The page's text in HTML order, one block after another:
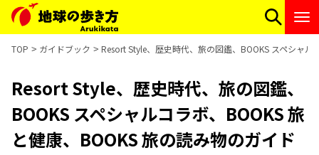
TOP ガイドブック Resort Style、歴史時代、旅の図鑑、BOOKS スペシャ
Resort Style、歴史時代、旅の図鑑、
BOOKS スペシャルコラボ、BOOKS 旅
と健康、BOOKS 旅の読み物のガイド